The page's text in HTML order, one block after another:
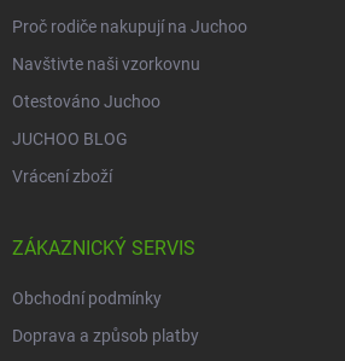
Proč rodiče nakupují na Juchoo
Navštivte naši vzorkovnu
Otestováno Juchoo
JUCHOO BLOG
Vrácení zboží
ZÁKAZNICKÝ SERVIS
Obchodní podmínky
Doprava a způsob platby